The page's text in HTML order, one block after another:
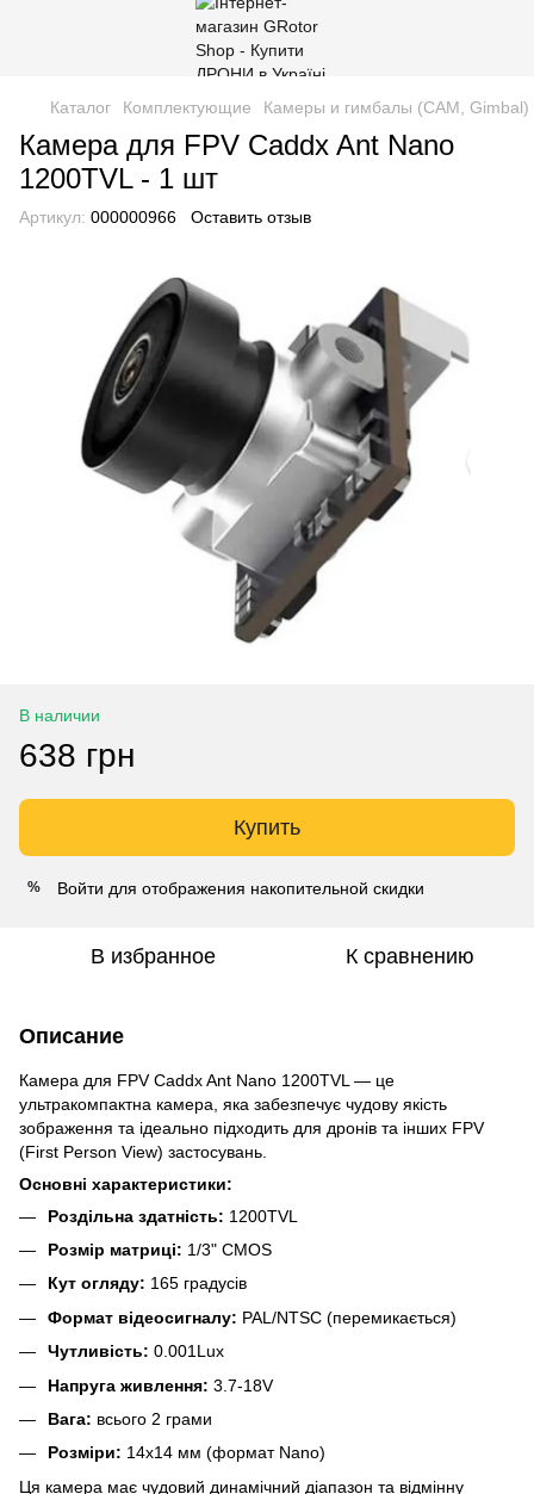
Каталог Комплектующие Камеры и гимбалы (CAM, Gimbal)
Камера для FPV Caddx Ant Nano
1200TVL - 1 шт
Артикул: 000000966 Оставить отзыв
В наличии
638 грн
Купить
% Войти для отображения накопительной скидки
В избранное К сравнению
Описание
Камера для FPV Caddx Ant Nano 1200TVL — це
ультракомпактна камера, яка забезпечує чудову якість
зображення та ідеально підходить для дронів та інших FPV
(First Person View) застосувань.
Основні характеристики:
Роздільна здатність: 1200TVL
Розмір матриці: 1/3" CMOS
Кут огляду: 165 градусів
Формат відеосигналу: PAL/NTSC (перемикається)
Чутливість: 0.001Lux
Напруга живлення: 3.7-18V
Вага: всього 2 грами
Розміри: 14x14 мм (формат Nano)
Ця камера має чудовий динамічний діапазон та відмінну